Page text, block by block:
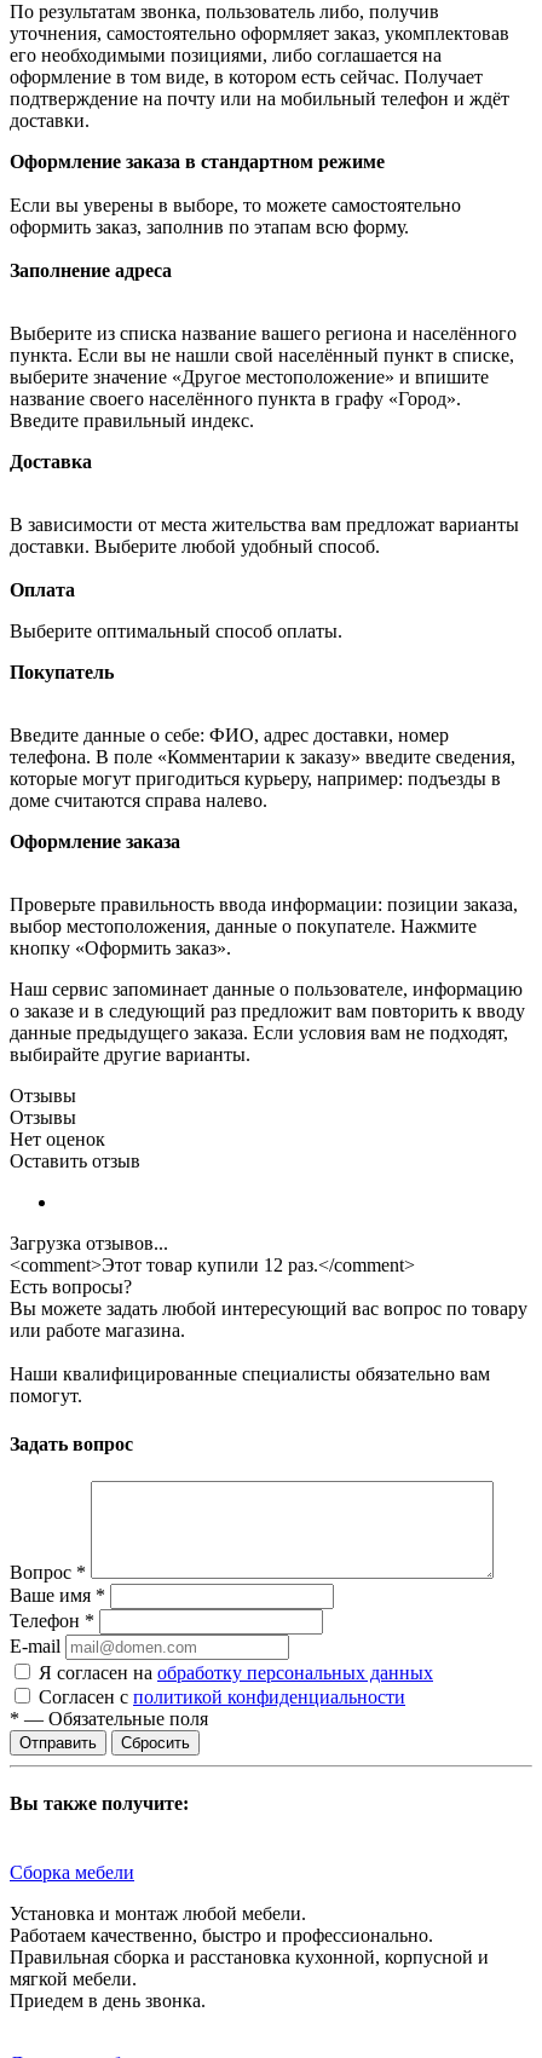
По результатам звонка, пользователь либо, получив
уточнения, самостоятельно оформляет заказ, укомплектовав
его необходимыми позициями, либо соглашается на
оформление в том виде, в котором есть сейчас. Получает
подтверждение на почту или на мобильный телефон и ждёт
доставки.
Оформление заказа в стандартном режиме
Если вы уверены в выборе, то можете самостоятельно
оформить заказ, заполнив по этапам всю форму.
Заполнение адреса
Выберите из списка название вашего региона и населённого
пункта. Если вы не нашли свой населённый пункт в списке,
выберите значение «Другое местоположение» и впишите
название своего населённого пункта в графу «Город».
Введите правильный индекс.
Доставка
В зависимости от места жительства вам предложат варианты
доставки. Выберите любой удобный способ.
Оплата
Выберите оптимальный способ оплаты.
Покупатель
Введите данные о себе: ФИО, адрес доставки, номер
телефона. В поле «Комментарии к заказу» введите сведения,
которые могут пригодиться курьеру, например: подъезды в
доме считаются справа налево.
Оформление заказа
Проверьте правильность ввода информации: позиции заказа,
выбор местоположения, данные о покупателе. Нажмите
кнопку «Оформить заказ».
Наш сервис запоминает данные о пользователе, информацию
о заказе и в следующий раз предложит вам повторить к вводу
данные предыдущего заказа. Если условия вам не подходят,
выбирайте другие варианты.
Отзывы
Отзывы
Нет оценок
Оставить отзыв
Загрузка отзывов...
<comment>Этот товар купили 12 раз.</comment>
Есть вопросы?
Вы можете задать любой интересующий вас вопрос по товару
или работе магазина.
Наши квалифицированные специалисты обязательно вам
помогут.
Задать вопрос
Вопрос *
Ваше имя *
Телефон *
E-mail
Я согласен на обработку персональных данных
Согласен с политикой конфиденциальности
* — Обязательные поля
Сбросить
Вы также получите:
Сборка мебели
Установка и монтаж любой мебели.
Работаем качественно, быстро и профессионально.
Правильная сборка и расстановка кухонной, корпусной и
мягкой мебели.
Приедем в день звонка.